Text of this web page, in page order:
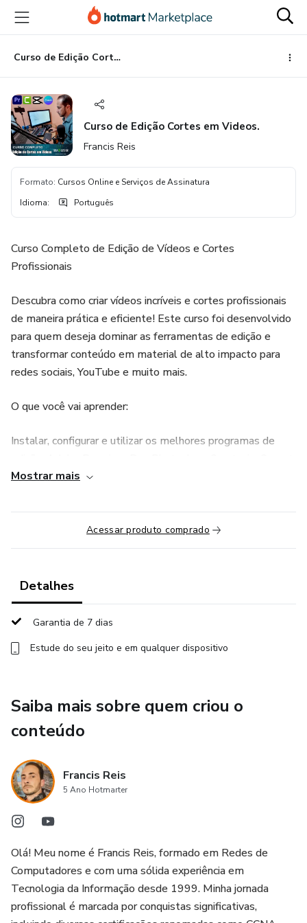
para
conteúdo
principal
para
pagamento
para
rodapé
Curso de Edição Cortes em Videos.
Curso de Edição Cortes em Videos.
Francis Reis
Formato: Cursos Online e Serviços de Assinatura
Idioma: Português
Curso Completo de Edição de Vídeos e Cortes
Profissionais
Descubra como criar vídeos incríveis e cortes profissionais
de maneira prática e eficiente! Este curso foi desenvolvido
para quem deseja dominar as ferramentas de edição e
transformar conteúdo em material de alto impacto para
redes sociais, YouTube e muito mais.
O que você vai aprender:
Instalar, configurar e utilizar os melhores programas de
(PC e Celular), Canva e Canva Cel.
Criar áreas de trabalho personalizadas, presets e
templates no Adobe Premiere para agilizar sua rotina de
edição.
Inserir efeitos, transições, textos, camadas, sobreposições,
e realizar cortes com qualidade profissional.
suas edições únicas.
Photoshop.
Exportar vídeos com máxima qualidade para qualquer rede
Aprender a utilizar o YouTube Studio de forma estratégica.
Editar vídeos de maneira ágil e criativa no Capcut, com
Diferenciais do curso:
Aulão Extra de Canva: Ministrado por Jeniffer Brito, CEO da
Mostrar mais
Acessar produto comprado
Detalhes
Garantia de 7 dias
Estude do seu jeito e em qualquer dispositivo
Saiba mais sobre quem criou o
conteúdo
Francis Reis
5 Ano Hotmarter
Olá! Meu nome é Francis Reis, formado em Redes de
Computadores e com uma sólida experiência em
Tecnologia da Informação desde 1999. Minha jornada
profissional é marcada por conquistas significativas,